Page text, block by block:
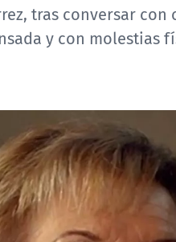
tras conversar
y con molestias